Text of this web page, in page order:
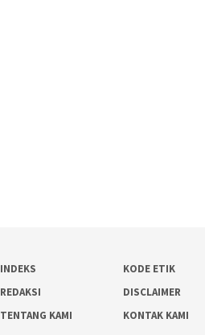
INDEKS KODE ETIK
REDAKSI
DISCLAIMER
TENTANG KAMI
KONTAK KAMI